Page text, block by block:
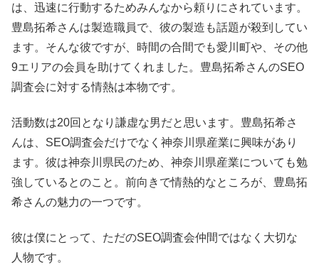
は、迅速に行動するためみんなから頼りにされています。
豊島拓希さんは製造職員で、彼の製造も話題が殺到してい
ます。そんな彼ですが、時間の合間でも愛川町や、その他
9エリアの会員を助けてくれました。豊島拓希さんのSEO
調査会に対する情熱は本物です。
活動数は20回となり謙虚な男だと思います。豊島拓希さ
んは、SEO調査会だけでなく神奈川県産業に興味があり
ます。彼は神奈川県民のため、神奈川県産業についても勉
強しているとのこと。前向きで情熱的なところが、豊島拓
希さんの魅力の一つです。
彼は僕にとって、ただのSEO調査会仲間ではなく大切な
人物です。